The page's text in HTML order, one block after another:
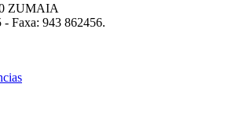
ZUMAIA
Faxa: 943 862456.